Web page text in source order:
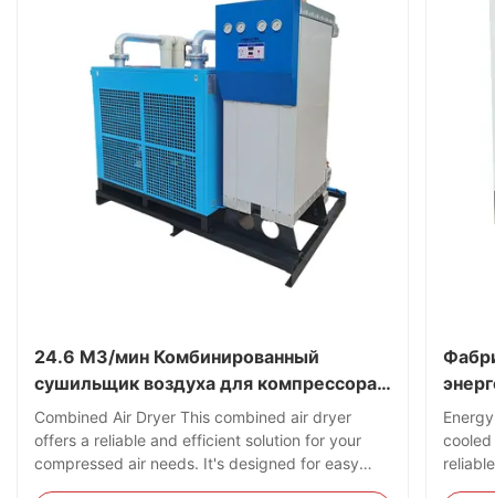
24.6 М3/мин Комбинированный
сушильщик воздуха для компрессора с
температурой росы -50 градусов
Combined Air Dryer This combined air dryer
offers a reliable and efficient solution for your
compressed air needs. It's designed for easy